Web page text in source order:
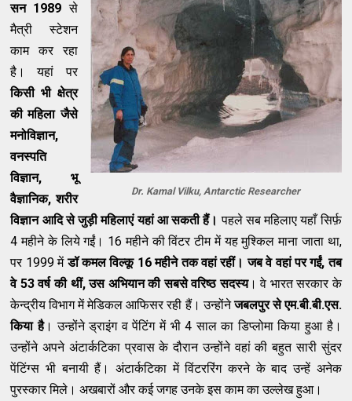
Dr. Kamal Vilku, Antarctic Researcher
सन1989से
मैत्री स्टेशन
काम कर रहा
है। यहां पर
किसी भी क्षेत्र
की महिला जैसे
मनोविज्ञान,
वनस्पति
विज्ञान, भू
वैज्ञानिक, शरीर
विज्ञान आदि से जुड़ी महिलाएं यहां आ सकती हैं।पहले सब महिलाए यहाँ सिर्फ़
4 महीने के लिये गईं। 16 महीने की विंटर टीम में यह मुश्किल माना जाता था,
पर 1999 मेंडॉ कमल विल्कू 16 महीने तक वहां रहीं।जब वे वहां पर गईं, तब
वे 53वर्ष की थीं,उस अभियान की सबसे वरिष्ठ सदस्य। वे भारत सरकार के
केन्द्रीय विभाग में मेडिकल आफिसर रही हैं। उन्होंनेजबलपुर से एम.बी.बी.एस.
किया है। उन्होंने ड्राइंग व पेंटिंग में भी 4 साल का डिप्लोमा किया हुआ है।
उन्होंने अपने अंटार्कटिका प्रवास के दौरान उन्होंने वहां की बहुत सारी सुंदर
पेंटिंग्स भी बनायी हैं। अंटार्कटिका में विंटररिंग करने के बाद उन्हें अनेक
पुरस्कार मिले। अखबारों और कई जगह उनके इस काम का उल्लेख हुआ।